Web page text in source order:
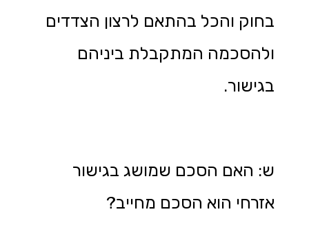
בחוק והכל בהתאם לרצון הצדדים
ולהסכמה המתקבלת ביניהם
בגישור.
ש: האם הסכם שמושג בגישור
אזרחי הוא הסכם מחייב?